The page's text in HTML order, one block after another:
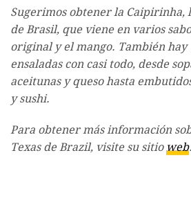
Sugerimos obtener la Caipirinha,
de Brasil, que viene en varios
original y el mango. También
ensaladas con casi todo, desde
aceitunas y queso hasta
y sushi.
Para obtener más información
Texas de Brazil, visite su sitioweb.